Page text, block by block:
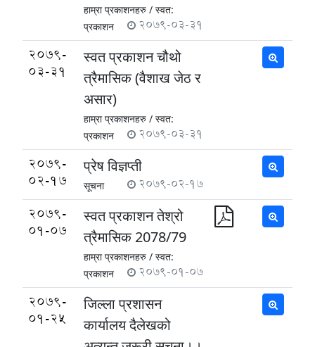
हाम्रा प्रकाशनहरु / स्वत:
प्रकाशन
2079-03-31
2079-
03-31
स्वत प्रकाशन चौथो
त्रैमासिक (वैशाख जेठ र
असार)
हाम्रा प्रकाशनहरु / स्वत:
प्रकाशन
2079-03-31
2079-
02-17
प्रेष विज्ञप्ती
सूचना 2079-02-17
2079-
01-07
स्वत प्रकाशन तेश्रो
त्रैमासिक 2078/79
हाम्रा प्रकाशनहरु / स्वत:
प्रकाशन
2079-01-07
2079-
01-25
जिल्ला प्रशासन
कार्यालय दैलेखको